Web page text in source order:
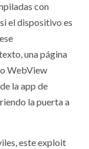
con
el dispositivo es
una página
WebView
la app de
la puerta a
este exploit